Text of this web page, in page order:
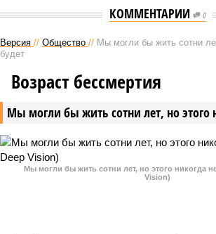
КОММЕНТАРИИ 0
Версия // Общество // Мы могли бы жить сотни
будет
Мы могли бы жить сотни лет, но этого
Возраст бессмертия
Мы могли бы жить сотни лет, но этого никогда
Vision)